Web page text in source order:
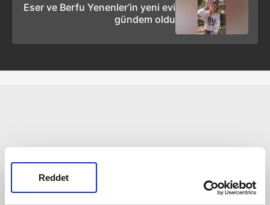
Reddet
Eser ve Berfu Yenenler’in yeni evi
gündem oldu